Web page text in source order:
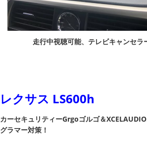
走行中視聴可能、テレビキャンセラ
レクサス LS600h
カーセキュリティーGrgoゴルゴ＆
グラマー対策！